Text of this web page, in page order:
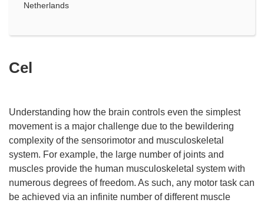
Netherlands
Cel
Understanding how the brain controls even the simplest
movement is a major challenge due to the bewildering
complexity of the sensorimotor and musculoskeletal
system. For example, the large number of joints and
muscles provide the human musculoskeletal system with
numerous degrees of freedom. As such, any motor task can
be achieved via an infinite number of different muscle